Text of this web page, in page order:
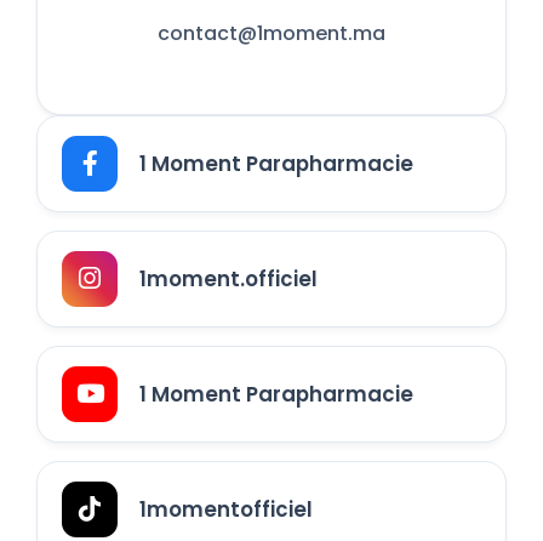
contact@1moment.ma
1 Moment Parapharmacie
1moment.officiel
1 Moment Parapharmacie
1momentofficiel